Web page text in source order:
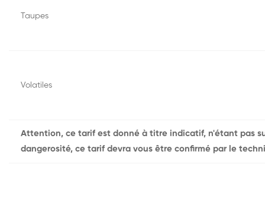
Taupes
Volatiles
Attention, ce tarif est donné à titre indicatif, n'étant pas
dangerosité, ce tarif devra vous être confirmé par le